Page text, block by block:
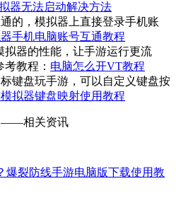
器无法启动解决方法
的，模拟器上直接登录手机账
手机电脑账号互通教程
器的性能，让手游运行更流
教程： 电脑怎么开VT教程
键盘玩手游，可以自定义键盘按
拟器键盘映射使用教程
——相关资讯
爆裂防线手游电脑版下载使用教